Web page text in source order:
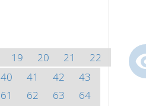
19 20 21
22
40 41 42
43
61 62 63
64